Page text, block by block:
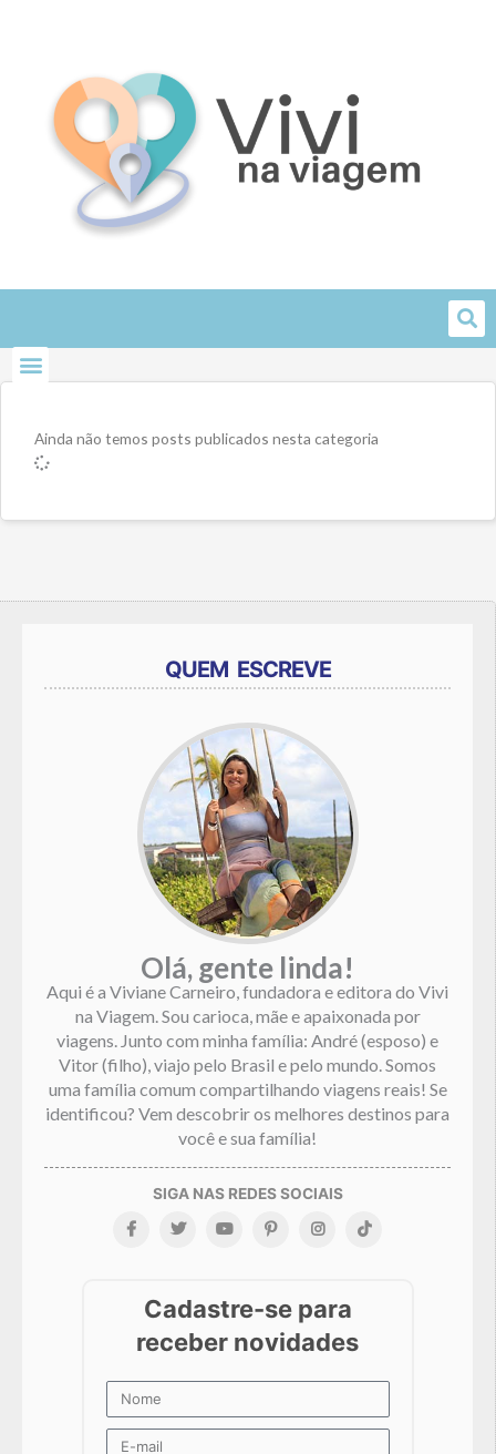
Ainda não temos posts publicados nesta categoria
QUEM ESCREVE
Olá, gente linda!
Aqui é a Viviane Carneiro, fundadora e editora do Vivi
na Viagem. Sou carioca, mãe e apaixonada por
viagens. Junto com minha família: André (esposo) e
Vitor (filho), viajo pelo Brasil e pelo mundo. Somos
uma família comum compartilhando viagens reais! Se
identificou? Vem descobrir os melhores destinos para
você e sua família!